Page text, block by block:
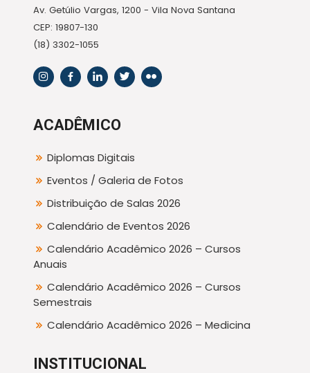
Av. Getúlio Vargas, 1200 - Vila Nova Santana
CEP: 19807-130
(18) 3302-1055
ACADÊMICO
Diplomas Digitais
Eventos / Galeria de Fotos
Distribuição de Salas 2026
Calendário de Eventos 2026
Calendário Acadêmico 2026 – Cursos
Anuais
Calendário Acadêmico 2026 – Cursos
Semestrais
Calendário Acadêmico 2026 – Medicina
INSTITUCIONAL